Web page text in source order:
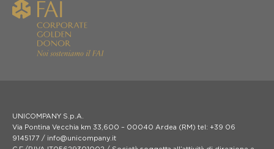
UNICOMPANY S.p.A.
Via Pontina Vecchia km 33,600 – 00040 Ardea (RM) tel: +39 06
9145177 / info@unicompany.it